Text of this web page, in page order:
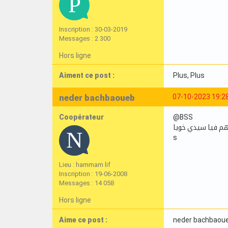
Inscription : 30-03-2019
Messages : 2 300
Hors ligne
Aiment ce post : Plus, Plus
07-10-2023
neder bachbaoueb
Coopérateur
Lieu : hammam lif
Inscription : 19-06-2008
Messages : 14 058
@BSS
فيا سيدي خويا
s
Hors ligne
Aime ce post : neder